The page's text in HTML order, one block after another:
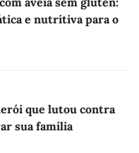
e nutritiva para o
que lutou contra
sua família